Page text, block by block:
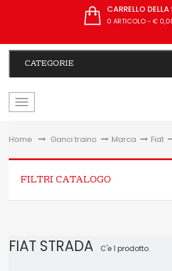
CARRELLO DELLA
0 ARTICOLO- €
CATEGORIE
navigazione
Home &gt;Ganci traino > Marca > Fiat >
FILTRI CATALOGO
FIAT STRADA C'e 1 prodotto.